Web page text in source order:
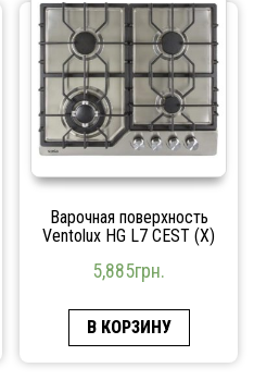
Варочная поверхность
Ventolux HG L7 CEST (X)
5,885грн.
В КОРЗИНУ